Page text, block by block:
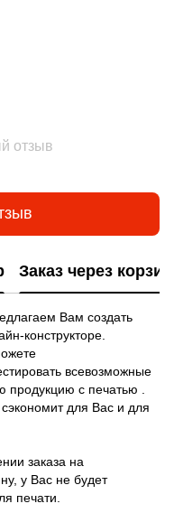
отзыв
Заказ через
Вам создать
конструкторе.
всевозможные
продукцию с печатью .
для Вас и для
заказа на
у Вас не будет
печати.